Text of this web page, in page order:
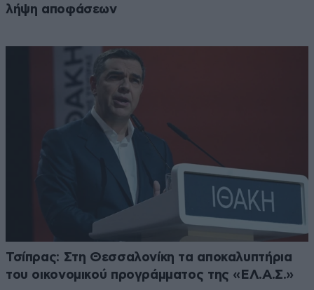
λήψη αποφάσεων
Τσίπρας: Στη Θεσσαλονίκη τα αποκαλυπτήρια
του οικονομικού προγράμματος της «ΕΛ.Α.Σ.»